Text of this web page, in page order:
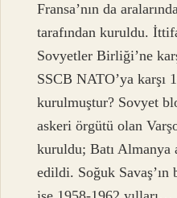
Fransa’nın da
tarafından kuruldu.
Sovyetler Birliği’ne
SSCB NATO’ya karşı
kurulmuştur? Sovyet
askeri örgütü olan
kuruldu; Batı Almanya
edildi. Soğuk